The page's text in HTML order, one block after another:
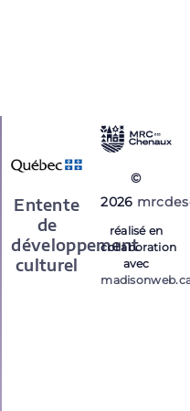
Entente
de
développement
culturel
©
2026
réalisé en
collaboration
avec